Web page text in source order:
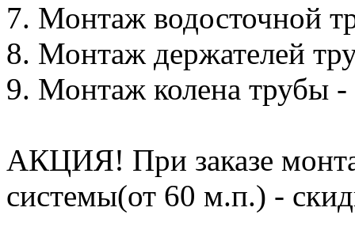
7. Монтаж водосточной
8. Монтаж держателей
9. Монтаж колена трубы
АКЦИЯ! При заказе
системы(от 60 м.п.) -